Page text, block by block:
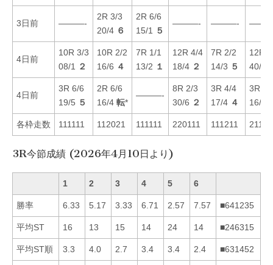
3日前 ———-
2R 3/3
20/4 ６
2R 6/6
15/1
５
———- ———-
4日前
10R 3/3
08/1
２
10R 2/2
16/6 ４
7R 1/1
13/2 １
12R 4/4
18/4 ２
7R 2/2
14/3 ５
12R
40/6
4日前
3R 6/6
19/5 ５
2R 6/6
16/4 転*
———-
8R 2/3
30/6 ２
3R 4/4
17/4 ４
3R 5/
16/3
各枠走数 111111 112021 111111 220111 111211
3R今節成績 (2026年4月10日より)
1 2 3 4 5 6
勝率 6.33 5.17 3.33 6.71 2.57 7.57 ■641235
平均ST 16 13 15 14 24 14 ■246315
平均ST順 3.3 4.0 2.7 3.4 3.4 2.4 ■631452